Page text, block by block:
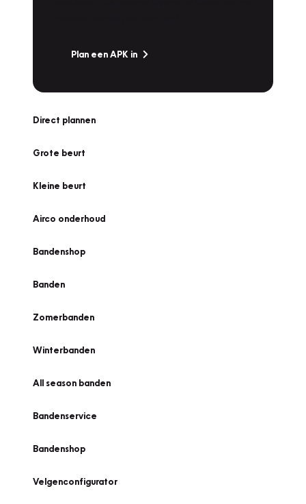
Plan een APK in
Direct plannen
Grote beurt
Kleine beurt
Airco onderhoud
Bandenshop
Banden
Zomerbanden
Winterbanden
All season banden
Bandenservice
Bandenshop
Velgenconfigurator